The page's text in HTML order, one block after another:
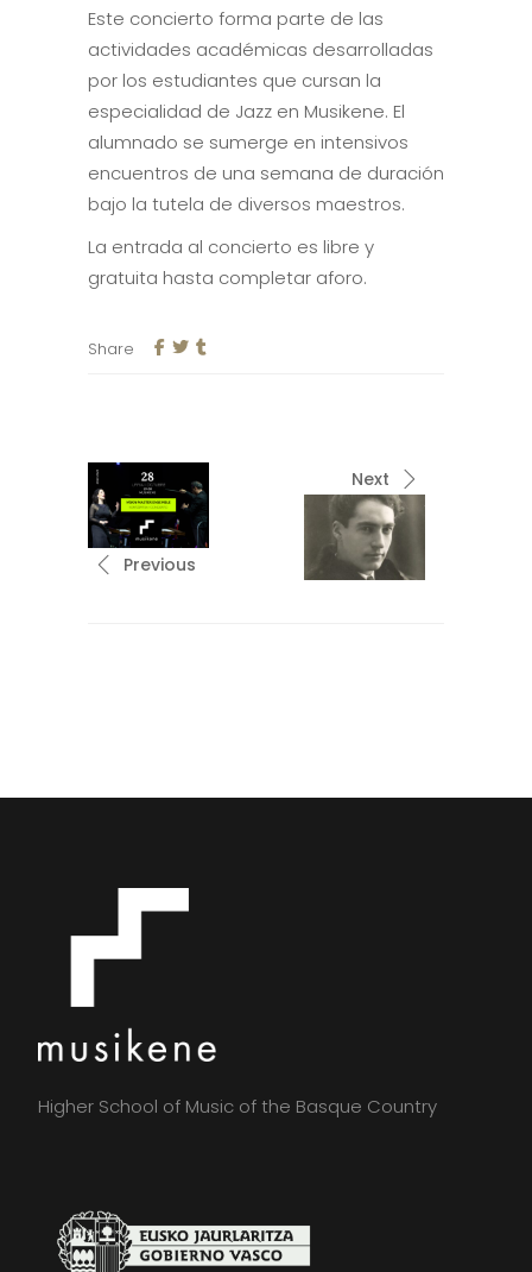
Este concierto forma parte de las
actividades académicas desarrolladas
por los estudiantes que cursan la
especialidad de Jazz en Musikene. El
alumnado se sumerge en intensivos
encuentros de una semana de duración
bajo la tutela de diversos maestros.
La entrada al concierto es libre y
gratuita hasta completar aforo.
Share
Previous
Next
Higher School of Music of the Basque Country